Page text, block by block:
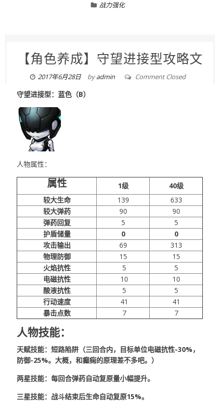
战力强化
【角色养成】守望进接型攻略文
2017年6月28日 byadmin Comment Closed
守望进接型：蓝色（B）
人物属性：
属性 1级
40级
较大生命
139
633
较大弹药
90
90
弹药回复
5
5
护盾储量
0
0
攻击输出
69
313
物理防御
15
15
火焰抗性
5
5
电磁抗性
10
10
酸液抗性
5
5
行动速度
41
41
暴击点数
7 7
人物技能：
天赋技能：短路陷阱（三回合内，目标单位电磁抗性-30%，
防御-25%。大概，和癫痫的原理差不多吧。）
两星技能：每回合弹药自动复原量小幅提升。
三星技能：战斗结束后生命自动复原15%。